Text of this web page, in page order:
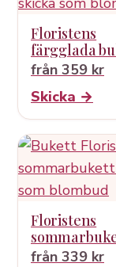
Floristens
färgglada
från 359 kr
Skicka →
Floristens
från 339 kr